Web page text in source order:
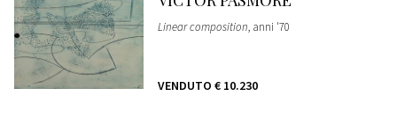
Linear composition, anni '70
VENDUTO € 10.230